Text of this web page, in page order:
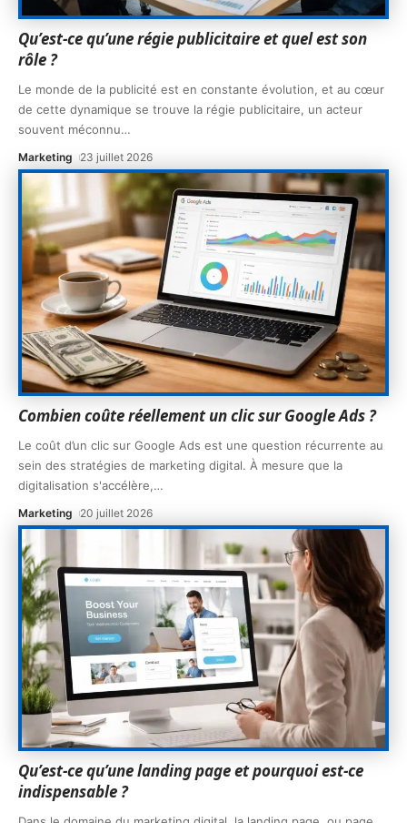
Qu’est-ce qu’une régie publicitaire et quel est son
rôle ?
Le monde de la publicité est en constante évolution, et au cœur
de cette dynamique se trouve la régie publicitaire, un acteur
souvent méconnu…
Marketing 23 juillet 2026
Combien coûte réellement un clic sur Google Ads ?
Le coût d’un clic sur Google Ads est une question récurrente au
sein des stratégies de marketing digital. À mesure que la
digitalisation s'accélère,…
Marketing 20 juillet 2026
Qu’est-ce qu’une landing page et pourquoi est-ce
indispensable ?